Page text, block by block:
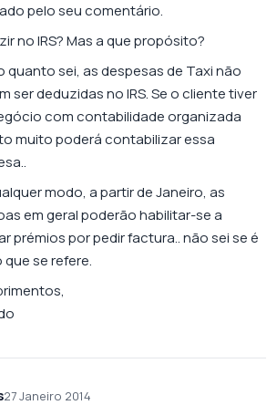
pelo seu comentário.
no IRS? Mas a que propósito?
quanto sei, as despesas de Taxi não
ser deduzidas no IRS. Se o cliente tiver
com contabilidade organizada
muito poderá contabilizar essa
modo, a partir de Janeiro, as
em geral poderão habilitar-se a
prémios por pedir factura.. não sei se é
que se refere.
27 Janeiro 2014